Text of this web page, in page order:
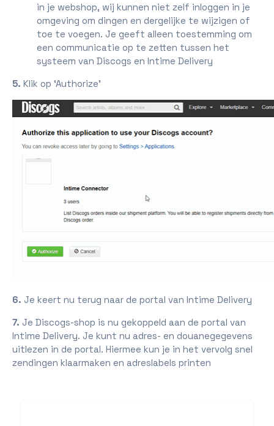
in je webshop, wij kunnen niet zelf inloggen in je
omgeving om dingen en dergelijke te wijzigen of
toe te voegen. Je geeft alleen toestemming om
een communicatie op te zetten tussen het
systeem van Discogs en Intime Delivery
5. Klik op ‘Authorize’
6. Je keert nu terug naar de portal van Intime Delivery
7. Je Discogs-shop is nu gekoppeld aan de portal van
Intime Delivery. Je kunt nu adres- en douanegegevens
uitlezen in de portal. Hiermee kun je in het vervolg snel
zendingen klaarmaken en adreslabels printen